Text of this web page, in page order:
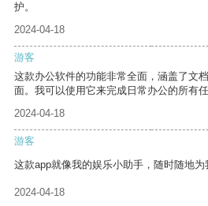
护。
2024-04-18
游客
这款办公软件的功能非常全面，涵盖了文
面。我可以使用它来完成日常办公的所有任
2024-04-18
游客
这款app就像我的娱乐小助手，随时随地为
2024-04-18